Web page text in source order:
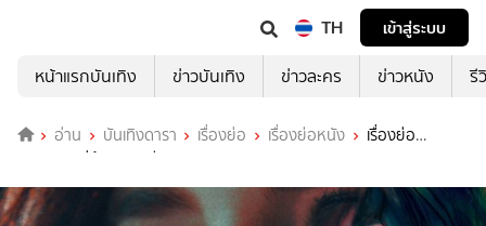
TH
เข้าสู่ระบบ
หน้าแรกบันเทิง
ข่าวบันเทิง ข่าวละคร ข่าวหนัง รี
อ่าน บันเทิงดารา เรื่องย่อ เรื่องย่อหนัง
เรื่องย่อ
Nocebo แม่บ้านหมอผี